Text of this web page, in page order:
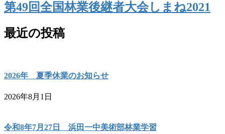
第49回全国林業後継者大会しまね2021
最近の投稿
2026年 夏季休業のお知らせ
2026年8月1日
令和8年7月27日 浜田一中美術部林業学習